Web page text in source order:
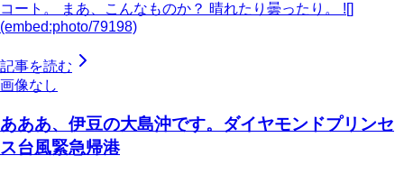
コート。 まあ、こんなものか？ 晴れたり曇ったり。 ![]
(embed:photo/79198)
記事を読む
画像なし
あああ、伊豆の大島沖です。ダイヤモンドプリンセ
ス台風緊急帰港